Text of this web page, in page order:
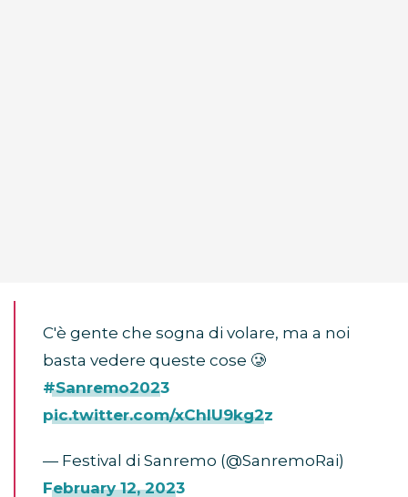
C'è gente che sogna di volare, ma a noi
basta vedere queste cose 🥲
#Sanremo2023
pic.twitter.com/xChIU9kg2z
— Festival di Sanremo (@SanremoRai)
February 12, 2023